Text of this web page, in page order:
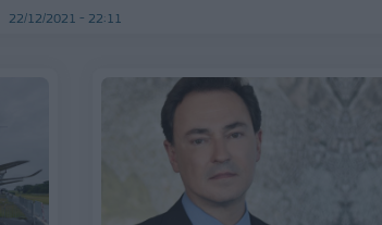
22/12/2021 - 22:11